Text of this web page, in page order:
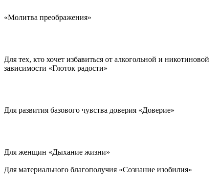
«Молитва преображения»
Для тех, кто хочет избавиться от алкогольной и никотиновой
зависимости «Глоток радости»
Для развития базового чувства доверия «Доверие»
Для женщин «Дыхание жизни»
Для материального благополучия «Сознание изобилия»